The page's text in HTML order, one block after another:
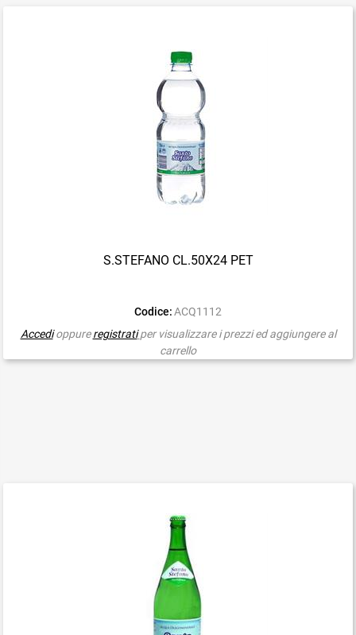
S.STEFANO CL.50X24 PET
Codice: ACQ1112
Accedioppureregistrati per visualizzare i prezzi ed aggiungere al
carrello